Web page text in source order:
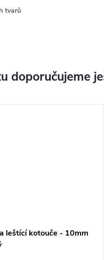
tvarů
doporučujeme
leštící kotouče - 10mm